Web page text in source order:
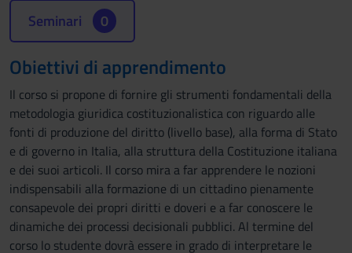
Seminari 0
Obiettivi di apprendimento
Il corso si propone di fornire gli strumenti fondamentali della
metodologia giuridica costituzionalistica con riguardo alle
fonti di produzione del diritto (livello base), alla forma di Stato
e di governo in Italia, alla struttura della Costituzione italiana
e dei suoi articoli. Il corso mira a far apprendere le nozioni
indispensabili alla formazione di un cittadino pienamente
consapevole dei propri diritti e doveri e a far conoscere le
dinamiche dei processi decisionali pubblici. Al termine del
corso lo studente dovrà essere in grado di interpretare le